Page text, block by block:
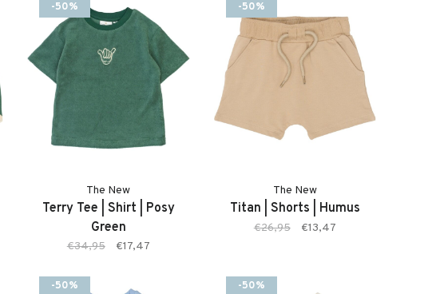
-50%
The New
Terry Tee | Shirt | Posy
Green
€34,95 €17,47
-50%
The New
Titan | Shorts | Humus
€26,95 €13,47
-50% -50%